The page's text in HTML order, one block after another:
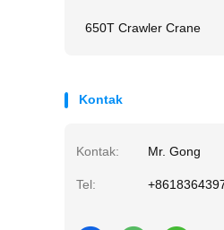
650T Crawler Crane
Kontak
Kontak: Mr. Gong
Tel: